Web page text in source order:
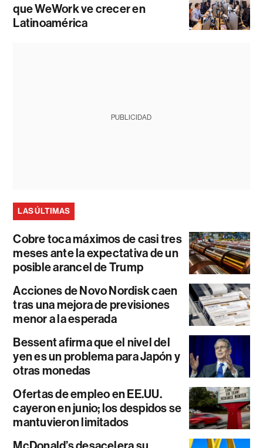
que WeWork ve crecer en
Latinoamérica
PUBLICIDAD
LAS ÚLTIMAS
Cobre toca máximos de casi tres
meses ante la expectativa de un
posible arancel de Trump
Acciones de Novo Nordisk caen
tras una mejora de previsiones
menor a la esperada
Bessent afirma que el nivel del
yen es un problema para Japón y
otras monedas
Ofertas de empleo en EE.UU.
cayeron en junio; los despidos se
mantuvieron limitados